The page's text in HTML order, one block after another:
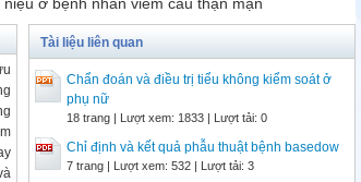
Tài liệu liên quan
Chẩn đoán và điều trị tiểu không kiểm soát ở
phụ nữ
18 trang | Lượt xem: 1833 | Lượt tải: 0
Chỉ định và kết quả phẫu thuật bệnh basedow
7 trang | Lượt xem: 532 | Lượt tải: 3